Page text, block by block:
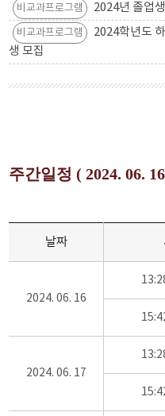
비교과프로그램 2024년 졸업
비교과프로그램
2024학년도
생 모집
주간일정 ( 2024. 06.
날짜
2024. 06. 16
2024. 06. 17